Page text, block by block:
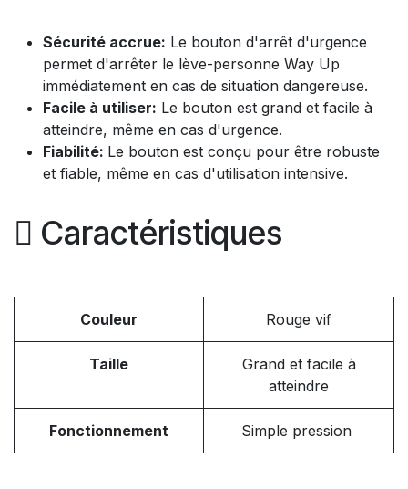
Sécurité accrue: Le bouton d'arrêt d'urgence
permet d'arrêter le lève-personne Way Up
immédiatement en cas de situation dangereuse.
Facile à utiliser: Le bouton est grand et facile à
atteindre, même en cas d'urgence.
Fiabilité: Le bouton est conçu pour être robuste
et fiable, même en cas d'utilisation intensive.
Caractéristiques
Couleur Rouge vif
Taille
Grand et facile à
atteindre
Fonctionnement Simple pression